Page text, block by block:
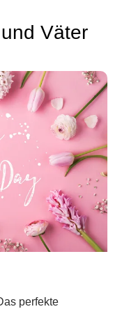
Väter
perfekte